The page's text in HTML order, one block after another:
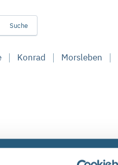
Suche
Konrad Morsleben